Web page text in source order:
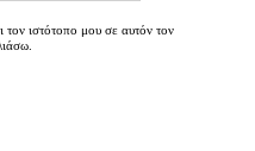
ιστότοπο μου σε αυτόν τον